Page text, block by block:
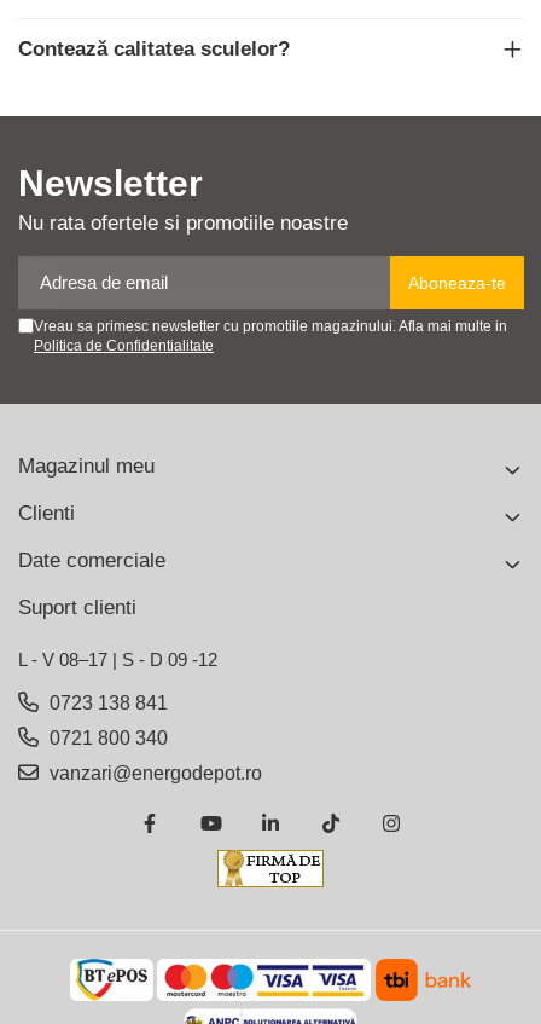
Contează calitatea sculelor?
Newsletter
Nu rata ofertele si promotiile noastre
Vreau sa primesc newsletter cu promotiile magazinului. Afla mai multe in
Politica de Confidentialitate
Magazinul meu
Clienti
Date comerciale
Suport clienti
L - V 08–17 | S - D 09 -12
0723 138 841
0721 800 340
vanzari@energodepot.ro